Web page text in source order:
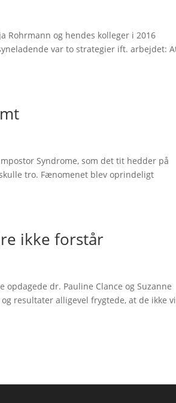
Rohrmann og hendes kolleger i 2016
var to strategier ift. arbejdet:
Syndrome, som det tit hedder på
tro. Fænomenet blev oprindeligt
ikke forstår
dr. Pauline Clance og Suzanne
resultater alligevel frygtede, at de ikke